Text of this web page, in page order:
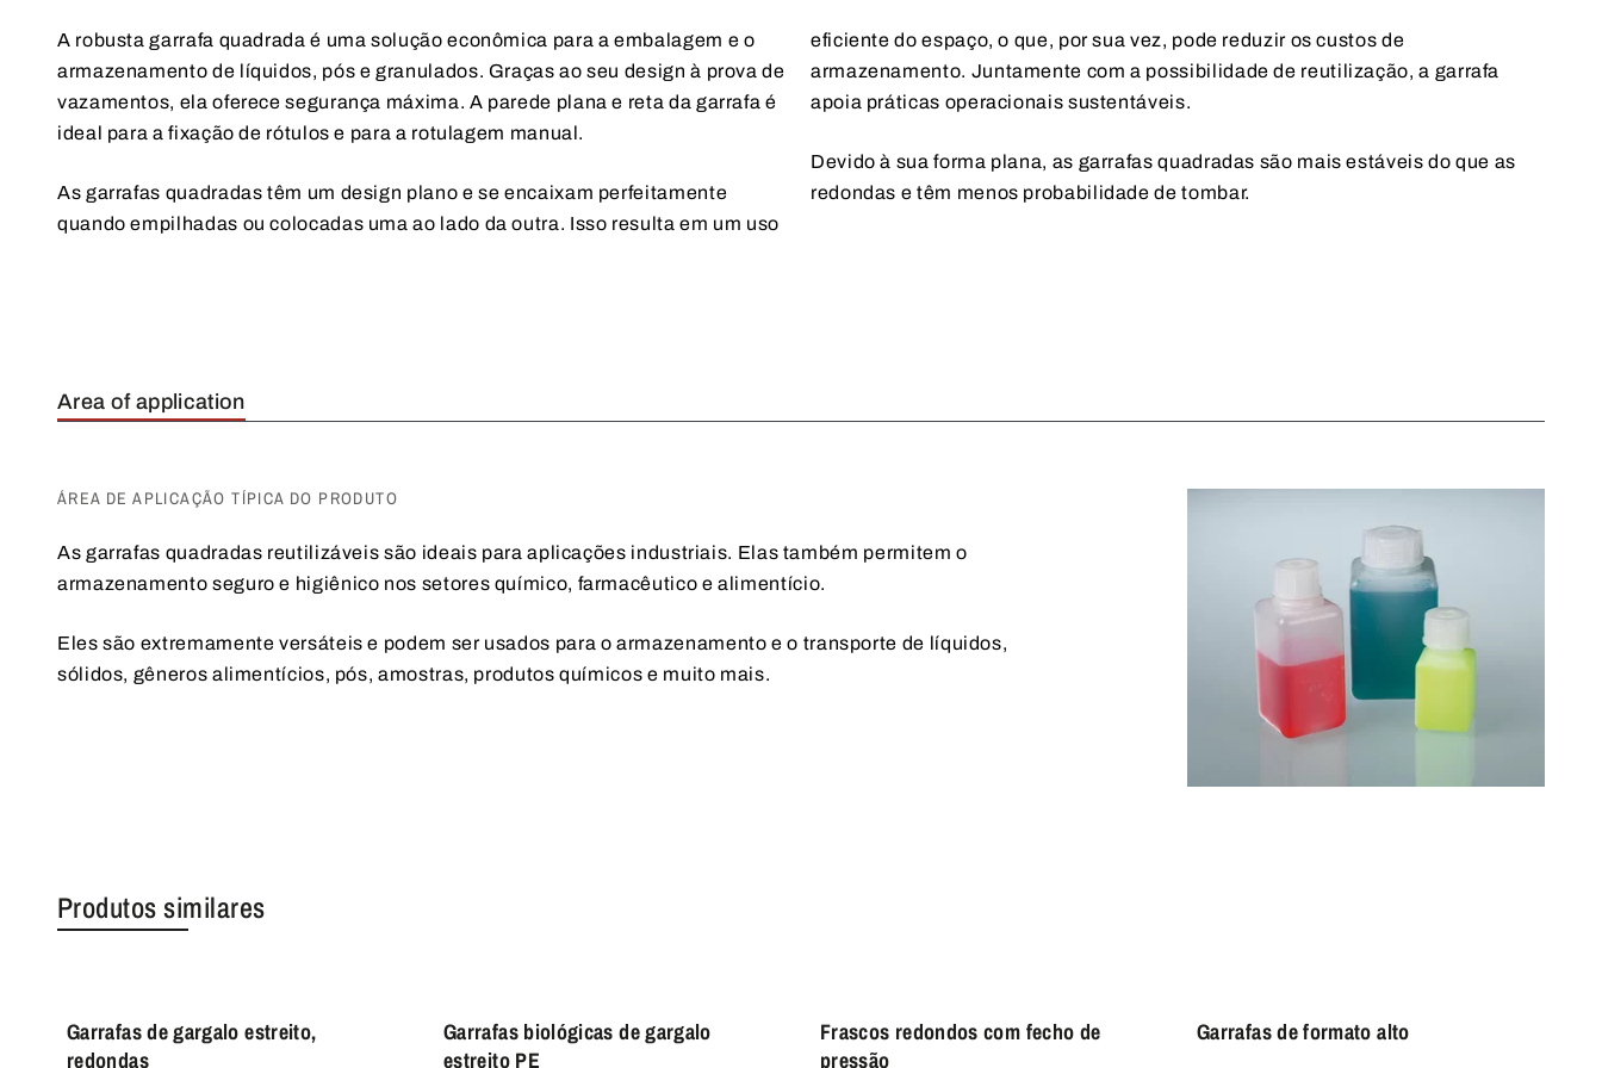
A robusta garrafa quadrada é uma solução econômica para a embalagem e o
armazenamento de líquidos, pós e granulados. Graças ao seu design à prova de
vazamentos, ela oferece segurança máxima. A parede plana e reta da garrafa é
ideal para a fixação de rótulos e para a rotulagem manual.
As garrafas quadradas têm um design plano e se encaixam perfeitamente
quando empilhadas ou colocadas uma ao lado da outra. Isso resulta em um uso
eficiente do espaço, o que, por sua vez, pode reduzir os custos de
armazenamento. Juntamente com a possibilidade de reutilização, a garrafa
apoia práticas operacionais sustentáveis.
Devido à sua forma plana, as garrafas quadradas são mais estáveis do que as
redondas e têm menos probabilidade de tombar.
Area of application
ÁREA DE APLICAÇÃO TÍPICA DO PRODUTO
As garrafas quadradas reutilizáveis são ideais para aplicações industriais. Elas também permitem o
armazenamento seguro e higiênico nos setores químico, farmacêutico e alimentício.
Eles são extremamente versáteis e podem ser usados para o armazenamento e o transporte de líquidos,
sólidos, gêneros alimentícios, pós, amostras, produtos químicos e muito mais.
Produtos similares
Garrafas de gargalo estreito,
redondas
Garrafas biológicas de gargalo
estreito PE
Frascos redondos com fecho de
pressão
Garrafas de formato alto